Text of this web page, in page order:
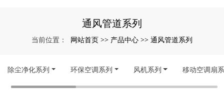
通风管道系列
当前位置： 网站首页 >> 产品中心 >> 通风管道系列
除尘净化系列 环保空调系列 风机系列 移动空调扇